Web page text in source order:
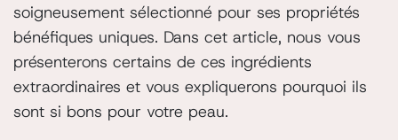
soigneusement sélectionné pour ses propriétés
bénéfiques uniques. Dans cet article, nous vous
présenterons certains de ces ingrédients
extraordinaires et vous expliquerons pourquoi ils
sont si bons pour votre peau.